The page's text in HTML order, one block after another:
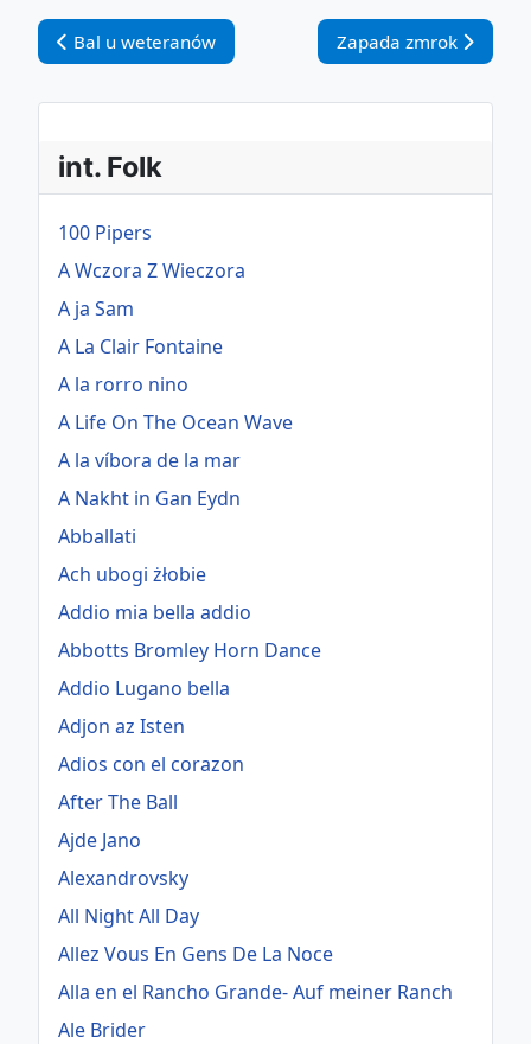
Vorheriger Beitrag: Bal u weteranów
Bal u weteranów Nächster Beitrag:
Zapada zmrok
int. Folk
100 Pipers
A Wczora Z Wieczora
A ja Sam
A La Clair Fontaine
A la rorro nino
A Life On The Ocean Wave
A la víbora de la mar
A Nakht in Gan Eydn
Abballati
Ach ubogi żłobie
Addio mia bella addio
Abbotts Bromley Horn Dance
Addio Lugano bella
Adjon az Isten
Adios con el corazon
After The Ball
Ajde Jano
Alexandrovsky
All Night All Day
Allez Vous En Gens De La Noce
Alla en el Rancho Grande- Auf meiner Ranch
Ale Brider